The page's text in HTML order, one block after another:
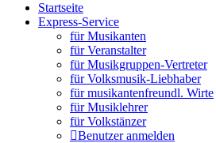
Startseite
Express-Service
für Musikanten
für Veranstalter
für Musikgruppen-Vertreter
für Volksmusik-Liebhaber
für musikantenfreundl. Wirte
für Musiklehrer
für Volkstänzer
Benutzer anmelden